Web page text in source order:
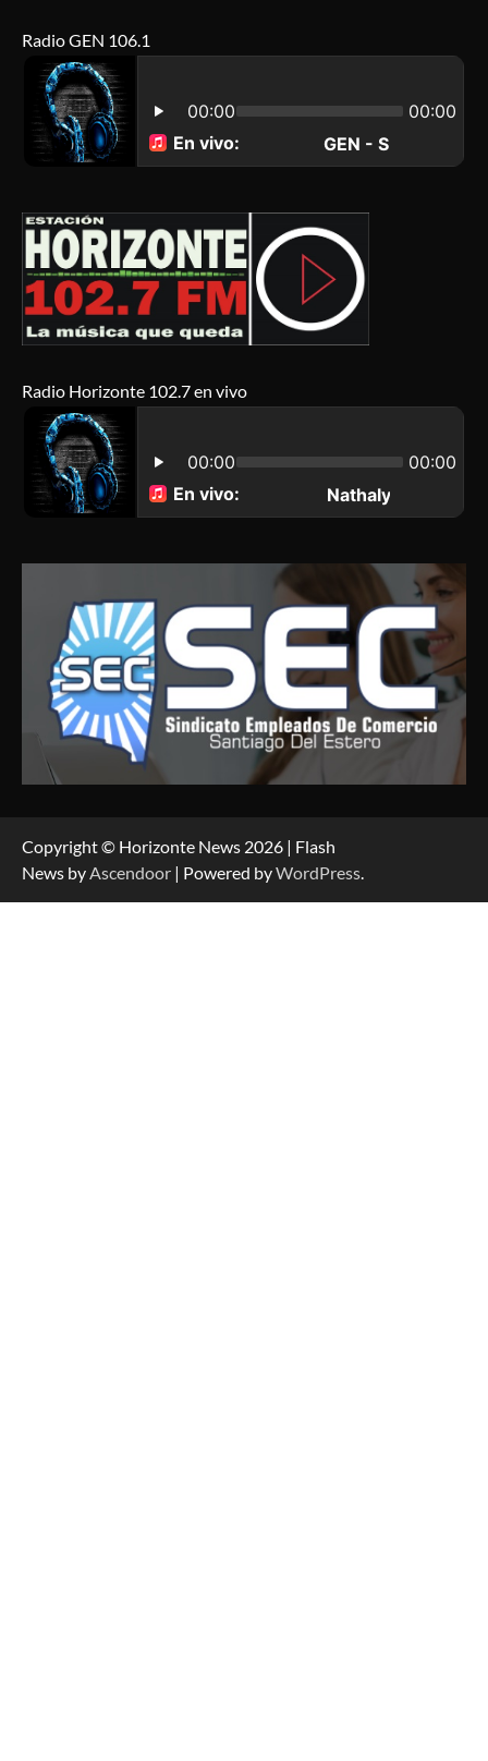
Radio GEN 106.1
Radio Horizonte 102.7 en vivo
Copyright © Horizonte News 2026 | Flash
News byAscendoor | Powered byWordPress.